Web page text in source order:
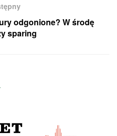
odgonione? W środę
sparing